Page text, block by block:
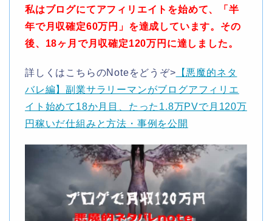
私はブログにてアフィリエイトを始めて、「半
年で月収確定60万円」を達成しています。 その
後、18ヶ月で月収確定120万円に達しました。
詳しくはこちらのNoteをどうぞ> 【悪魔的ネタ
バレ編】副業サラリーマンがブログアフィリエ
イト始めて18か月目、たった1.8万PVで月120万
円稼いだ仕組みと方法・事例を公開